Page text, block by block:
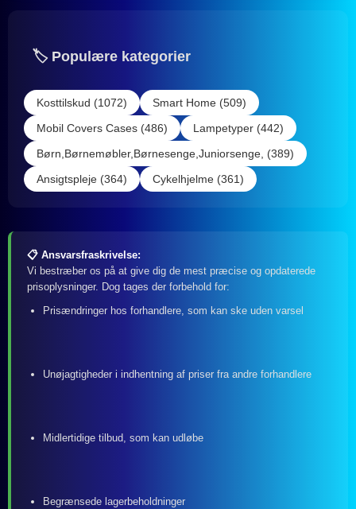
🏷️ Populære kategorier
Kosttilskud (1072)
Smart Home (509)
Mobil Covers Cases (486)
Lampetyper (442)
Børn,Børnemøbler,Børnesenge,Juniorsenge, (389)
Ansigtspleje (364)
Cykelhjelme (361)
📋 Ansvarsfraskrivelse:
Vi bestræber os på at give dig de mest præcise og opdaterede
prisoplysninger. Dog tages der forbehold for:
Prisændringer hos forhandlere, som kan ske uden varsel
Unøjagtigheder i indhentning af priser fra andre forhandlere
Midlertidige tilbud, som kan udløbe
Begrænsede lagerbeholdninger